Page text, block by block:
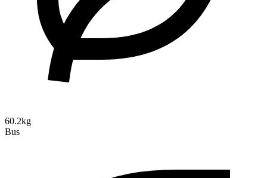
60.2kg
Bus